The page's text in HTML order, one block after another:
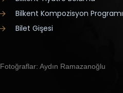
Bilkent Kompozisyon Programı
Bilet Gişesi
Fotoğraflar: Aydın Ramazanoğlu